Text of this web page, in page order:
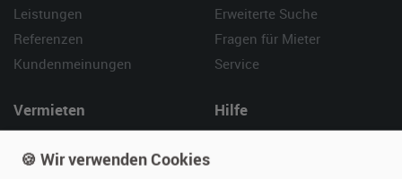
Leistungen
Referenzen
Kundenmeinungen
Erweiterte Suche
Fragen für Mieter
Service
Vermieten
Fotos senden
Hilfe
🍪 Wir verwenden Cookies